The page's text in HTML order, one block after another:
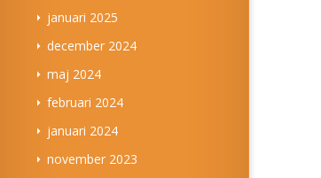
januari 2025
december 2024
maj 2024
februari 2024
januari 2024
november 2023